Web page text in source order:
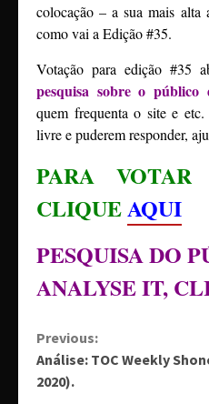
colocação – a sua mais alta
como vai a Edição #35.
Votação para edição #35
pesquisa sobre o
quem frequenta o site e
livre e puderem responder,
PARA
CLIQUEAQUI
PESQUISA DO
ANALYSE IT,
Continue
Reading
Previous:
Análise: TOC Weekly
2020).